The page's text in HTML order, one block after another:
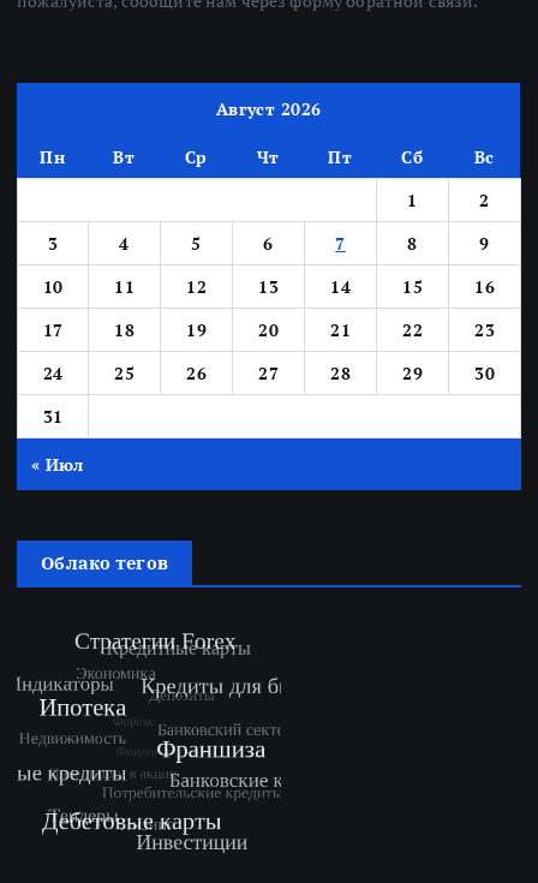
Август 2026
Пн Вт Ср Чт Пт Сб
Вс
1
2
3
4 5 6 7 8
9
10
11 12 13 14 15
16
17
18 19 20 21 22
23
24
25 26 27 28 29
30
31
« Июл
Облако тегов